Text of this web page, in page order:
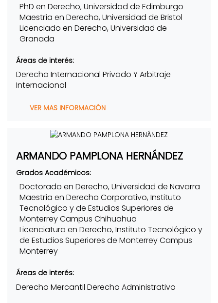
PhD en Derecho, Universidad de Edimburgo
Maestría en Derecho, Universidad de Bristol
Licenciado en Derecho, Universidad de
Granada
Áreas de interés:
Derecho Internacional Privado Y Arbitraje
Internacional
VER MAS INFORMACIÓN
ARMANDO PAMPLONA HERNÁNDEZ
Grados Académicos:
Doctorado en Derecho, Universidad de Navarra
Maestría en Derecho Corporativo, Instituto
Tecnológico y de Estudios Superiores de
Monterrey Campus Chihuahua
Licenciatura en Derecho, Instituto Tecnológico y
de Estudios Superiores de Monterrey Campus
Monterrey
Áreas de interés:
Derecho Mercantil Derecho Administrativo